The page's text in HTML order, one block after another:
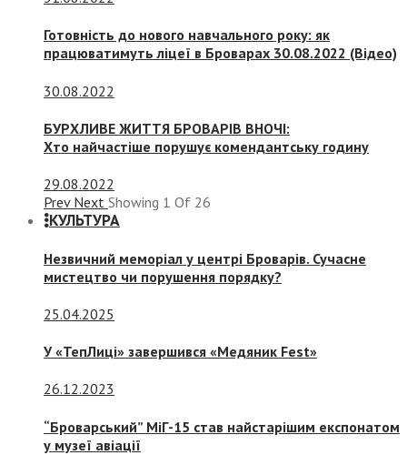
Готовність до нового навчального року: як
працюватимуть ліцеї в Броварах 30.08.2022 (Відео)
30.08.2022
БУРХЛИВЕ ЖИТТЯ БРОВАРІВ ВНОЧІ:
Хто найчастіше порушує комендантську годину
29.08.2022
Prev Next Showing 1 Of 26
КУЛЬТУРА
Незвичний меморіал у центрі Броварів. Сучасне
мистецтво чи порушення порядку?
25.04.2025
У «ТепЛиці» завершився «Медяник Fest»
26.12.2023
“Броварський” МіГ-15 став найстарішим експонатом
у музеї авіації